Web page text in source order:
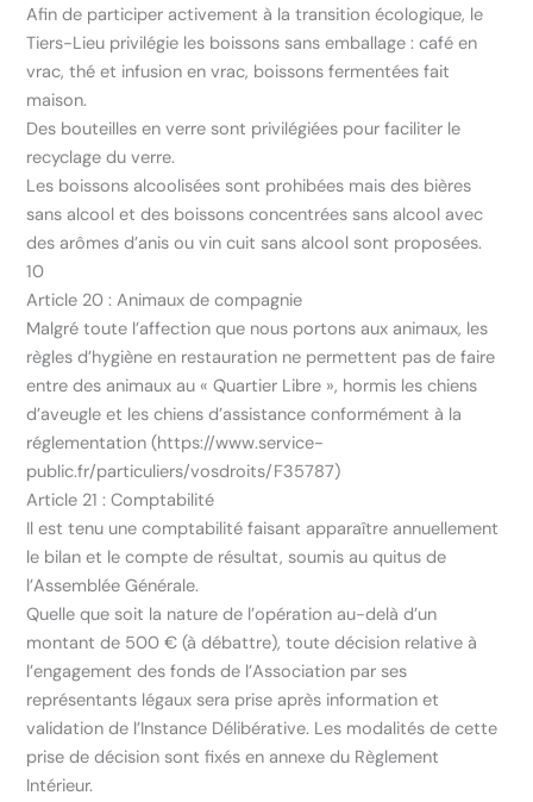
Afin de participer activement à la transition écologique, le
Tiers-Lieu privilégie les boissons sans emballage : café en
vrac, thé et infusion en vrac, boissons fermentées fait
maison.
Des bouteilles en verre sont privilégiées pour faciliter le
recyclage du verre.
Les boissons alcoolisées sont prohibées mais des bières
sans alcool et des boissons concentrées sans alcool avec
des arômes d’anis ou vin cuit sans alcool sont proposées.
10
Article 20 : Animaux de compagnie
Malgré toute l’affection que nous portons aux animaux, les
règles d’hygiène en restauration ne permettent pas de faire
entre des animaux au « Quartier Libre », hormis les chiens
d’aveugle et les chiens d’assistance conformément à la
réglementation (https://www.service-
public.fr/particuliers/vosdroits/F35787)
Article 21 : Comptabilité
Il est tenu une comptabilité faisant apparaître annuellement
le bilan et le compte de résultat, soumis au quitus de
l’Assemblée Générale.
Quelle que soit la nature de l’opération au-delà d’un
montant de 500 € (à débattre), toute décision relative à
l’engagement des fonds de l’Association par ses
représentants légaux sera prise après information et
validation de l’Instance Délibérative. Les modalités de cette
prise de décision sont fixés en annexe du Règlement
Intérieur.